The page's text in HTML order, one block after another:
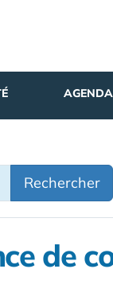
AGENDA
Rechercher
de